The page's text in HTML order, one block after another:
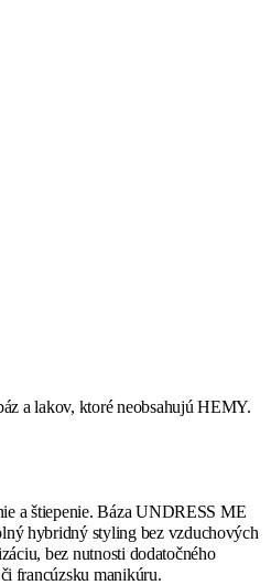
a lakov, ktoré neobsahujú HEMY.
a štiepenie. Báza UNDRESS ME
hybridný styling bez vzduchových
bez nutnosti dodatočného
francúzsku manikúru.